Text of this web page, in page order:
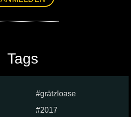
Tags
grätzloase
2017